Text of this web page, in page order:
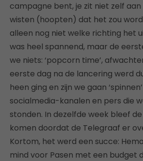
campagne bent, je zit niet zelf aan
wisten (hoopten) dat het zou
alleen nog niet welke richting het
was heel spannend, maar de
we niets: ‘popcorn time’,
eerste dag na de lancering werd
heen ging en zijn we gaan
socialmedia-kanalen en pers die
stonden. In dezelfde week bleef
komen doordat de Telegraaf er
Kortom, het werd een succe:
mind voor Pasen met een budget